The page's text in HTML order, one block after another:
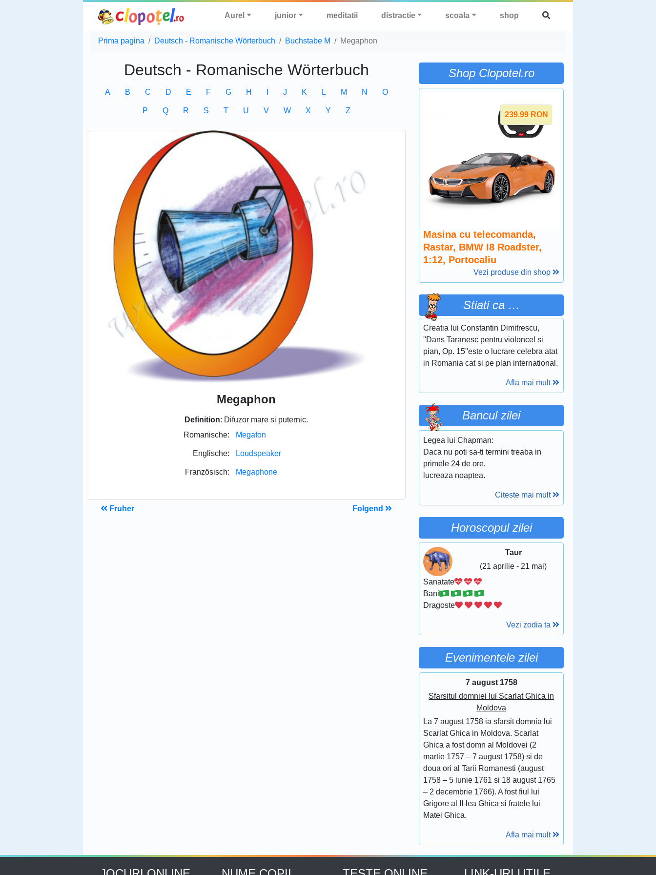
Aurel junior meditatii distractie scoala shop
Prima pagina Deutsch - Romanische Wörterbuch Buchstabe M Megaphon
Deutsch - Romanische Wörterbuch
A B C D E F G H J K L M N O
P Q R S T U V W X Y Z
Megaphon
Definition: Difuzor mare si puternic.
Romanische:
Megafon
Englische: Loudspeaker
Französisch: Megaphone
Fruher Folgend
Shop Clopotel.ro
239.99 RON
Masina cu telecomanda,
Rastar, BMW I8 Roadster,
1:12, Portocaliu
Vezi produse din shop
Stiati ca …
Creatia lui Constantin Dimitrescu,
''Dans Taranesc pentru violoncel si
pian, Op. 15''este o lucrare celebra atat
in Romania cat si pe plan international.
Afla mai mult
Bancul zilei
Legea lui Chapman:
Daca nu poti sa-ti termini treaba in
primele 24 de ore,
lucreaza noaptea.
Citeste mai mult
Horoscopul zilei
Taur
(21 aprilie - 21 mai)
Sanatate
Bani
Dragoste
Vezi zodia ta
Evenimentele zilei
7 august 1758
Sfarsitul domniei lui Scarlat Ghica in
Moldova
La 7 august 1758 ia sfarsit domnia lui
Scarlat Ghica in Moldova. Scarlat
Ghica a fost domn al Moldovei (2
martie 1757 – 7 august 1758) si de
doua ori al Tarii Romanesti (august
1758 – 5 iunie 1761 si 18 august 1765
– 2 decembrie 1766). A fost fiul lui
Grigore al II-lea Ghica si fratele lui
Matei Ghica.
Afla mai mult